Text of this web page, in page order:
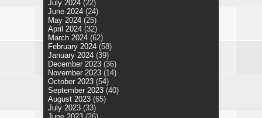
July 2024 (22)
June 2024 (24)
May 2024 (25)
April 2024 (32)
March 2024 (62)
February 2024 (58)
January 2024 (39)
December 2023 (36)
November 2023 (14)
October 2023 (54)
September 2023 (40)
August 2023 (65)
July 2023 (33)